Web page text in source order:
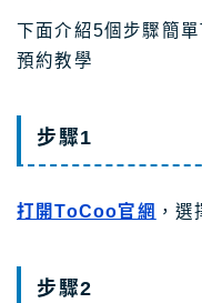
下面介紹5個步驟簡
預約教學
步驟1
打開ToCoo官網 ，
步驟2